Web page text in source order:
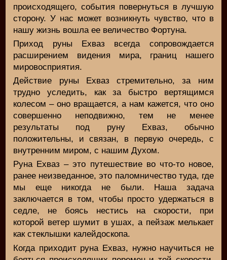
происходящего, события повернуться в лучшую
сторону. У нас может возникнуть чувство, что в
нашу жизнь вошла ее величество Фортуна.
Приход руны Ехваз всегда сопровождается
расширением видения мира, границ нашего
мировосприятия.
Действие руны Ехваз стремительно, за ним
трудно уследить, как за быстро вертящимся
колесом – оно вращается, а нам кажется, что оно
совершенно неподвижно, тем не менее
результаты под руну Ехваз, обычно
положительны, и связан, в первую очередь, с
внутренним миром, с нашим Духом.
Руна Ехваз – это путешествие во что-то новое,
ранее неизведанное, это паломничество туда, где
мы еще никогда не были. Наша задача
заключается в том, чтобы просто удержаться в
седле, не боясь нестись на скорости, при
которой ветер шумит в ушах, а пейзаж мелькает
как стеклышки калейдоскопа.
Когда приходит руна Ехваз, нужно научиться не